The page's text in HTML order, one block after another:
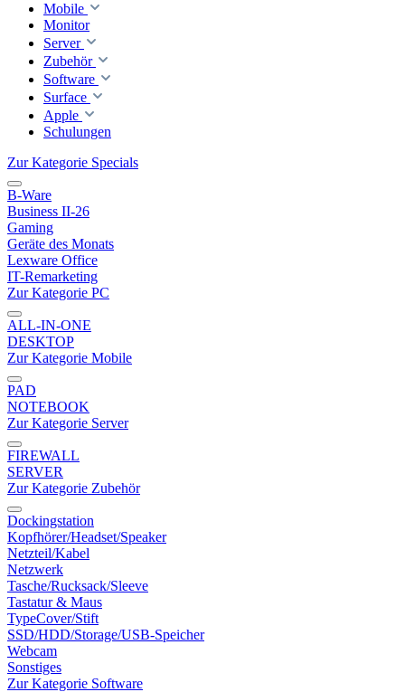
Mobile
Monitor
Server
Zubehör
Software
Surface
Apple
Schulungen
Zur Kategorie Specials
B-Ware
Business II-26
Gaming
Geräte des Monats
Lexware Office
IT-Remarketing
Zur Kategorie PC
ALL-IN-ONE
DESKTOP
Zur Kategorie Mobile
PAD
NOTEBOOK
Zur Kategorie Server
FIREWALL
SERVER
Zur Kategorie Zubehör
Dockingstation
Kopfhörer/Headset/Speaker
Netzteil/Kabel
Netzwerk
Tasche/Rucksack/Sleeve
Tastatur & Maus
TypeCover/Stift
SSD/HDD/Storage/USB-Speicher
Webcam
Sonstiges
Zur Kategorie Software